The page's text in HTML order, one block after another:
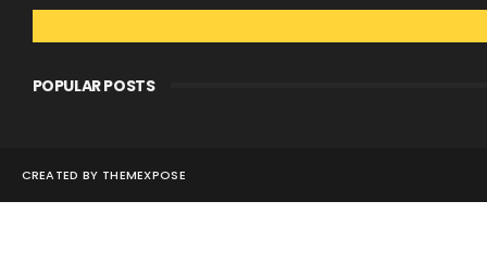
POPULAR POSTS
CREATED BY THEMEXPOSE